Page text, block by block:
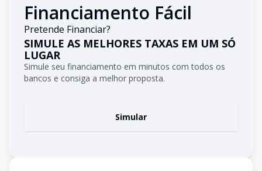
Financiamento Fácil
Pretende Financiar?
SIMULE AS MELHORES TAXAS EM UM SÓ
LUGAR
Simule seu financiamento em minutos com todos os
bancos e consiga a melhor proposta.
Simular